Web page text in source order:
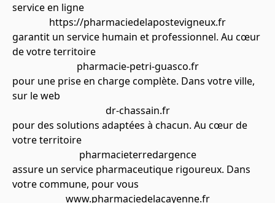
service en ligne
https://pharmaciedelapostevigneux.fr
garantit un service humain et professionnel. Au cœur
de votre territoire
pharmacie-petri-guasco.fr
pour une prise en charge complète. Dans votre ville,
sur le web
dr-chassain.fr
pour des solutions adaptées à chacun. Au cœur de
votre territoire
pharmacieterredargence
assure un service pharmaceutique rigoureux. Dans
votre commune, pour vous
www.pharmaciedelacayenne.fr